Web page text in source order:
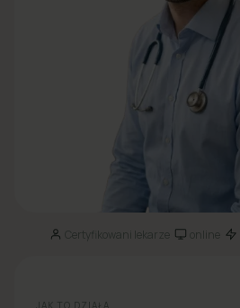
Certyfikowani lekarze· online·
JAK TO DZIAŁA